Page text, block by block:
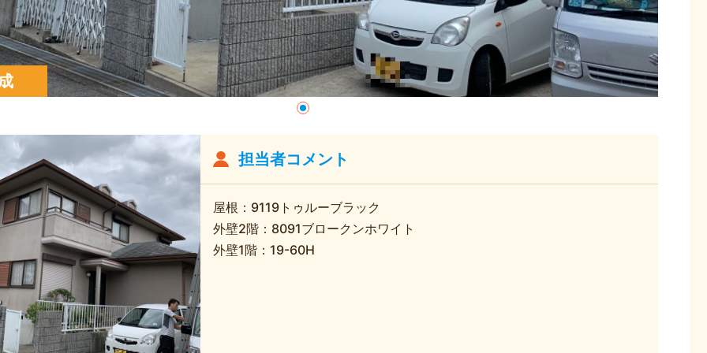
担当者コメント
屋根：9119トゥルーブラック
外壁2階：8091ブロークンホワイト
外壁1階：19-60H